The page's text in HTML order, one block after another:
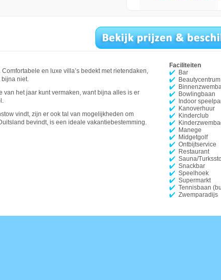
en luxe villa’s bedekt met rietendaken,
bijna niet.
van het jaar kunt vermaken, want bijna alles is er
vindt, zijn er ook tal van mogelijkheden om
bevindt, is een ideale vakantiebestemming.
Faciliteiten
Bar
Beautycentrum
Bowlingbaan
Indoor
Kanoverhuur
Kinderclub
Manege
Midgetgolf
Ontbijtservice
Restaurant
Sauna/
Snackbar
Speelhoek
Supermarkt
Tennisbaan
Zwemparadijs